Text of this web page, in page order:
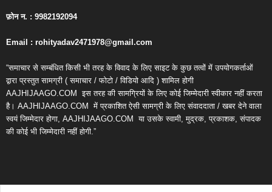
फ़ोन न. : 9982192094
Email : rohityadav2471978@gmail.com
“समाचार से सम्बंधित किसी भी तरह के विवाद के लिए साइट के कुछ तत्वों में उपयोगकर्ताओं
द्वारा प्रस्तुत सामग्री ( समाचार / फोटो / विडियो आदि ) शामिल होगी
AAJHIJAAGO.COM इस तरह की सामग्रियों के लिए कोई जिम्मेदारी स्वीकार नहीं करता
है। AAJHIJAAGO.COM में प्रकाशित ऐसी सामग्री के लिए संवाददाता / खबर देने वाला
स्वयं जिम्मेदार होगा, AAJHIJAAGO.COM या उसके स्वामी, मुद्रक, प्रकाशक, संपादक
की कोई भी जिम्मेदारी नहीं होगी.”